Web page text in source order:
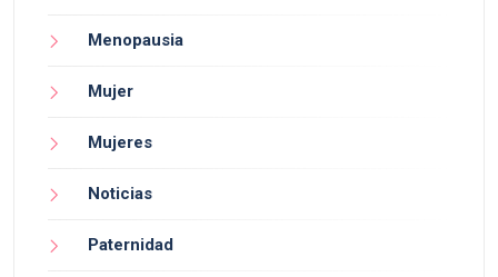
Menopausia
Mujer
Mujeres
Noticias
Paternidad